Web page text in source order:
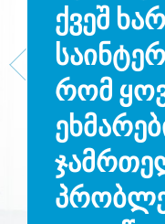
ქვეშ
რომ